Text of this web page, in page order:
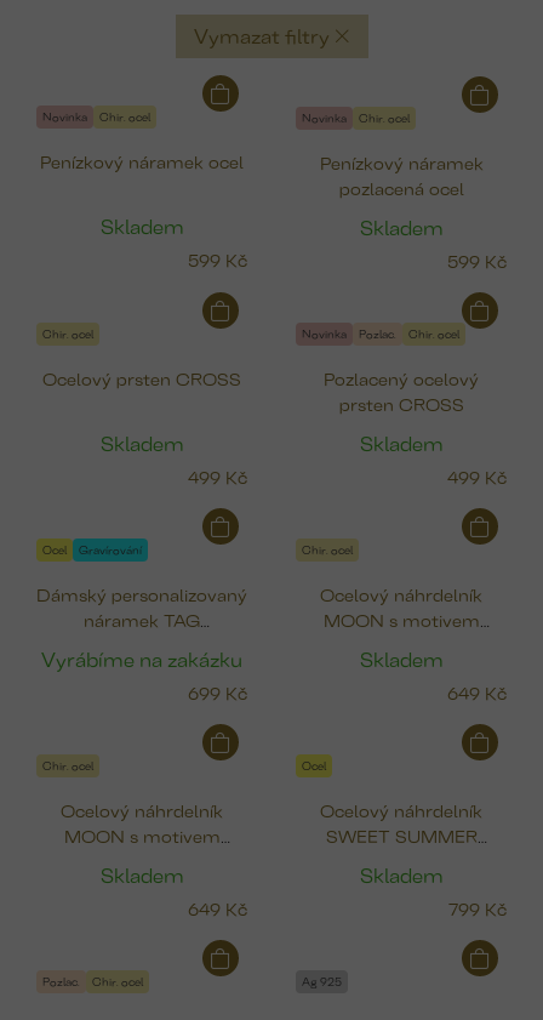
Vymazat filtry
Novinka Chir. ocel
Penízkový náramek ocel
Skladem
599 Kč
Novinka Chir. ocel
Penízkový náramek
pozlacená ocel
Skladem
599 Kč
Chir. ocel
Ocelový prsten CROSS
Skladem
499 Kč
Novinka Pozlac. Chir. ocel
Pozlacený ocelový
prsten CROSS
Skladem
499 Kč
Ocel Gravírování
Dámský personalizovaný
náramek TAG
Vyrábíme na zakázku
699 Kč
Chir. ocel
Ocelový náhrdelník
MOON s motivem
Skladem
649 Kč
Chir. ocel
Ocelový náhrdelník
MOON s motivem
Skladem
649 Kč
Ocel
Ocelový náhrdelník
SWEET SUMMER
ryba)
Skladem
799 Kč
Pozlac. Chir. ocel Ag 925